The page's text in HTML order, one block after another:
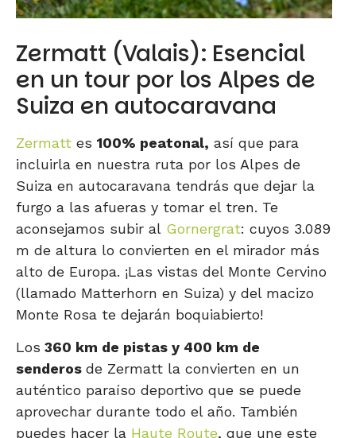
Zermatt (Valais): Esencial
en un tour por los Alpes de
Suiza en autocaravana
Zermatt es 100% peatonal, así que para
incluirla en nuestra ruta por los Alpes de
Suiza en autocaravana tendrás que dejar la
furgo a las afueras y tomar el tren. Te
aconsejamos subir al Gornergrat: cuyos 3.089
m de altura lo convierten en el mirador más
alto de Europa. ¡Las vistas del Monte Cervino
(llamado Matterhorn en Suiza) y del macizo
Monte Rosa te dejarán boquiabierto!
Los 360 km de pistas y 400 km de
senderos de Zermatt la convierten en un
auténtico paraíso deportivo que se puede
aprovechar durante todo el año. También
puedes hacer la Haute Route, que une este